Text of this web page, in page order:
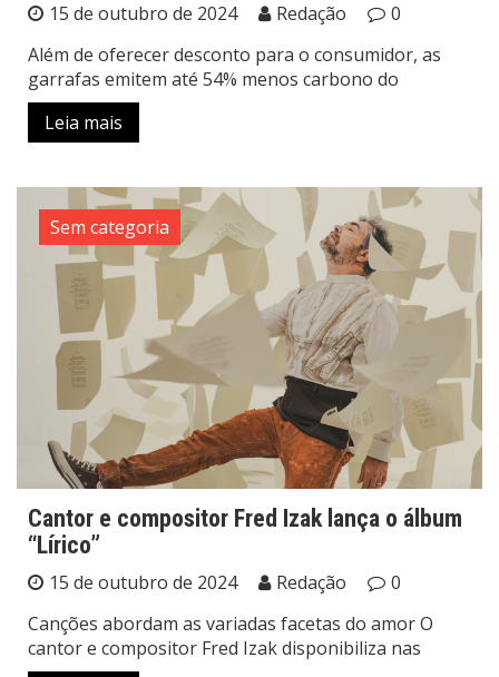
15 de outubro de 2024 Redação
0
Além de oferecer desconto para o consumidor, as
garrafas emitem até 54% menos carbono do
Leia mais
Sem categoria
Cantor e compositor Fred Izak lança o álbum
“Lírico”
15 de outubro de 2024 Redação
0
Canções abordam as variadas facetas do amor O
cantor e compositor Fred Izak disponibiliza nas